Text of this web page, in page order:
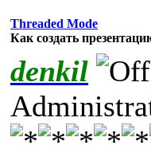
Threaded Mode
Как создать
denkil